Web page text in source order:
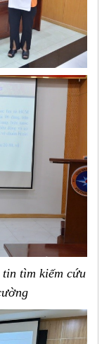
tin tìm kiếm cứu